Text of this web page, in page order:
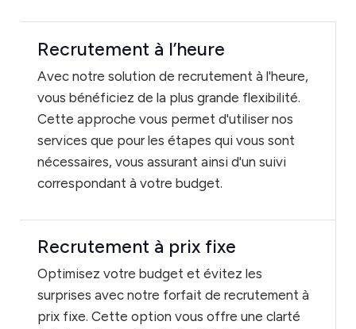
Recrutement à l’heure
Avec notre solution de recrutement à l'heure,
vous bénéficiez de la plus grande flexibilité.
Cette approche vous permet d'utiliser nos
services que pour les étapes qui vous sont
nécessaires, vous assurant ainsi d'un suivi
correspondant à votre budget.
Recrutement à prix fixe
Optimisez votre budget et évitez les
surprises avec notre forfait de recrutement à
prix fixe. Cette option vous offre une clarté